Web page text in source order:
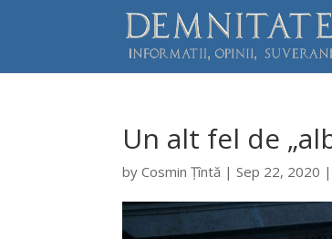
Un alt fel de
byCosmin Țîntă |Sep 22, 2020